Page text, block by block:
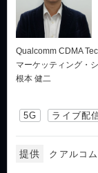
Qualcomm CDMA
マーケッティング・
根本 健二
5G ライブ配
提供 クアルコ